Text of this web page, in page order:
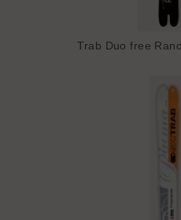
Trab Duo free